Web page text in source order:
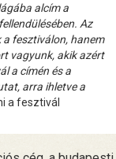
alcím a
Az
a fesztiválon, hanem
vagyunk, akik azért
a címén és a
arra ihletve a
a fesztivál